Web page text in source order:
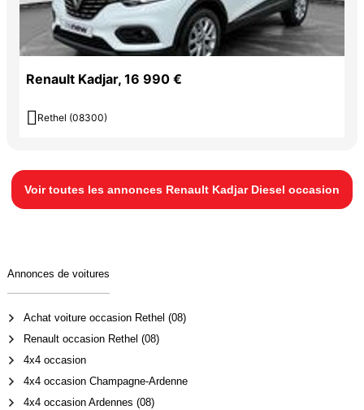
Renault Kadjar, 16 990 €
 Rethel (08300)
Voir toutes les annonces Renault Kadjar Diesel occasion
Annonces de voitures
Achat voiture occasion Rethel (08)
Renault occasion Rethel (08)
4x4 occasion
4x4 occasion Champagne-Ardenne
4x4 occasion Ardennes (08)